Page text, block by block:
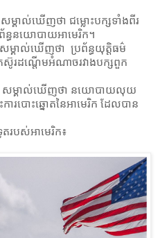
គាល់ឃើញ​ថា ជម្លោះ​​បក្ស​ទាំងពីរ​​
ធ​នយោបាយ​អាមេរិក។
ម្គាល់​ឃើញ​ថា​ ​ប្រព័ន្ធយុត្តិធម៌
ស៊ូរដណ្តើមអំណាចរវាង​បក្សពួក
សម្គាល់​ឃើញ​ថា ​​នយោបាយលុយ
របោះឆ្នោត​នៃ​អាមេរិក​​ ​ដែលបាន​
របស់​អាមេរិក​៖​​